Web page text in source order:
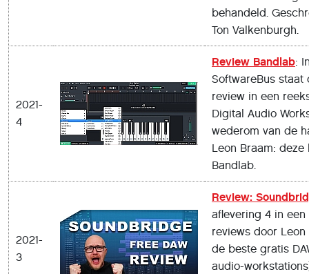
behandeld.
Ton Valkenburgh.
2021-
4
Review Bandlab:
SoftwareBus staat
review in een
Digital Audio
wederom van de
Leon Braam: deze
Bandlab.
2021-
3
Review:
aflevering 4 in een
reviews door
de beste gratis
audio-